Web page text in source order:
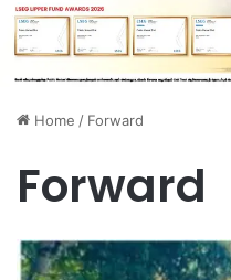
Home / Forward
Forward